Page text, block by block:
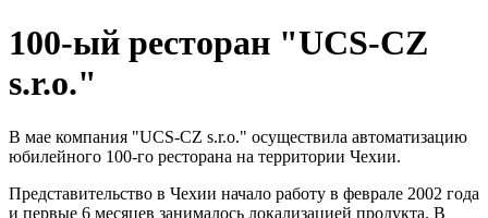
100-ый ресторан "UCS-CZ
s.r.o."
В мае компания "UCS-CZ s.r.o." осуществила автоматизацию
юбилейного 100-го ресторана на территории Чехии.
Представительство в Чехии начало работу в феврале 2002 года
и первые 6 месяцев занималось локализацией продукта. В